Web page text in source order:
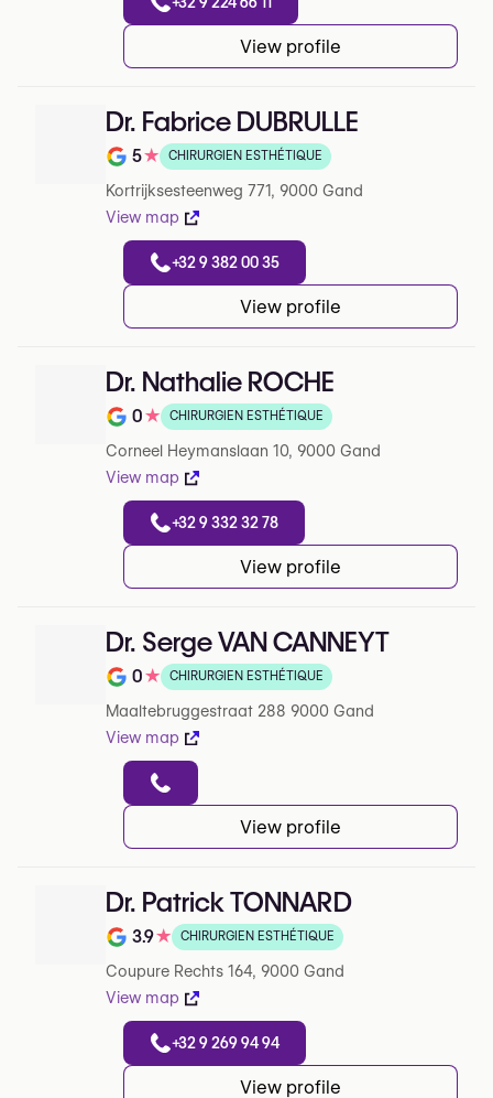
View profile
Dr. Fabrice DUBRULLE
Note de 5 sur 5 sur Google
5★ CHIRURGIEN ESTHÉTIQUE
Kortrijksesteenweg 771, 9000 Gand
View map
+32 9 382 00 35
View profile
Dr. Nathalie ROCHE
Note de 0 sur 5 sur Google
0★ CHIRURGIEN ESTHÉTIQUE
Corneel Heymanslaan 10, 9000 Gand
View map
+32 9 332 32 78
View profile
Dr. Serge VAN CANNEYT
Note de 0 sur 5 sur Google
0★ CHIRURGIEN ESTHÉTIQUE
Maaltebruggestraat 288 9000 Gand
View map
View profile
Dr. Patrick TONNARD
Note de 3.9 sur 5 sur Google
3.9★ CHIRURGIEN ESTHÉTIQUE
Coupure Rechts 164, 9000 Gand
View map
+32 9 269 94 94
View profile